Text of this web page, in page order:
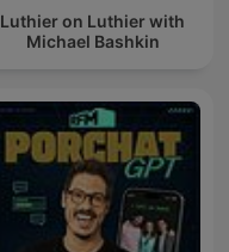
Luthier on Luthier with
Michael Bashkin